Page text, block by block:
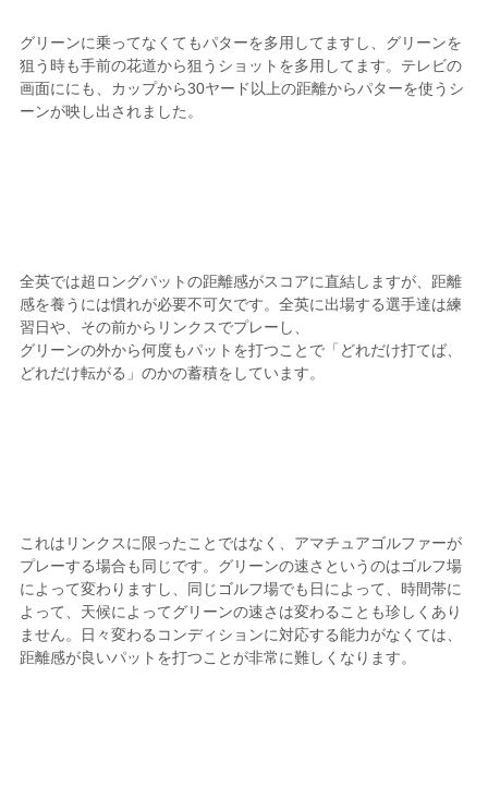
グリーンに乗ってなくてもパターを多用してますし、グリーンを
狙う時も手前の花道から狙うショットを多用してます。テレビの
画面ににも、カップから30ヤード以上の距離からパターを使うシ
ーンが映し出されました。
全英では超ロングパットの距離感がスコアに直結しますが、距離
感を養うには慣れが必要不可欠です。全英に出場する選手達は練
習日や、その前からリンクスでプレーし、
グリーンの外から何度もパットを打つことで「どれだけ打てば、
どれだけ転がる」のかの蓄積をしています。
これはリンクスに限ったことではなく、アマチュアゴルファーが
プレーする場合も同じです。グリーンの速さというのはゴルフ場
によって変わりますし、同じゴルフ場でも日によって、時間帯に
よって、天候によってグリーンの速さは変わることも珍しくあり
ません。日々変わるコンディションに対応する能力がなくては、
距離感が良いパットを打つことが非常に難しくなります。